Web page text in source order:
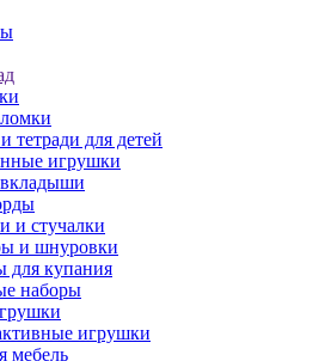
тетради для детей
игрушки
и стучалки
и шнуровки
для купания
наборы
игрушки
мебель